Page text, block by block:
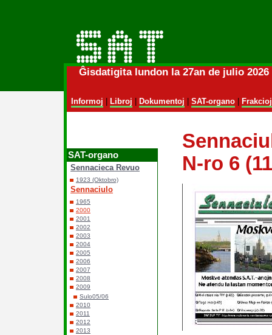
Ĝisdatigita lundon la 27an de julio
Informoj Libroj Dokumentoj SAT-organo| Frakcioj
SAT-organo
Sennacieca Revuo
1923 (Oktobro)
Sennaciulo
1965
2000
2001
2002
2003
2004
2005
2006
2007
2008
2009
Sulo05/06
2010
2011
2012
2013
N-ro 6